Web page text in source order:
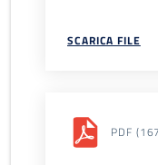
SCARICA FILE
PDF